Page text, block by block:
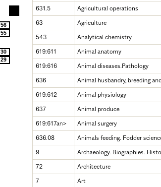
56
55
30
29
631.5
Agricultural operations
63
Agriculture
543
Analytical chemistry
619:611
Animal anatomy
619:616
Animal diseases.Pathology
636
Animal husbandry, breeding
619:612
Animal physiology
637
Animal produce
619:617an>
Animal surgery
636.08
Animals feeding. Fodder
9
Archaeology. Biographies.
72
Architecture
7
Art